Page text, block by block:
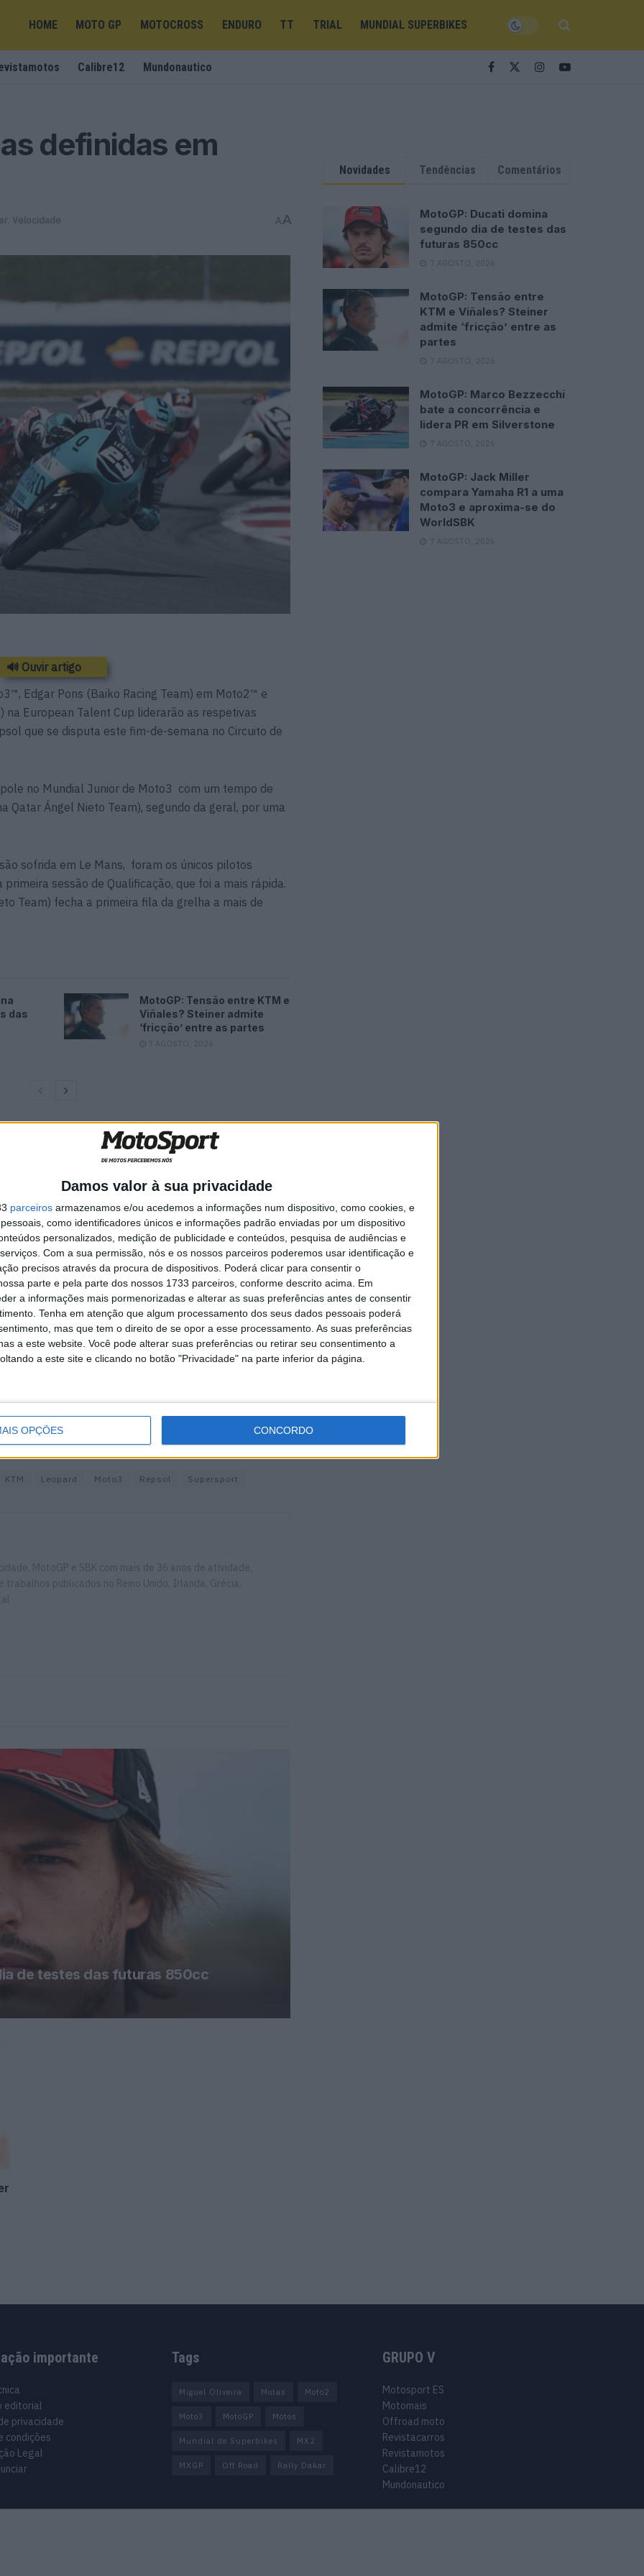
Damos valor à sua privacidade
parceiros armazenamos e/ou acedemos a informações num dispositivo, como cookies, e
como identificadores únicos e informações padrão enviadas por um dispositivo
personalizados, medição de publicidade e conteúdos, pesquisa de audiências e
Com a sua permissão, nós e os nossos parceiros poderemos usar identificação e
precisos através da procura de dispositivos. Poderá clicar para consentir o
parte e pela parte dos nossos 1733 parceiros, conforme descrito acima. Em
a informações mais pormenorizadas e alterar as suas preferências antes de consentir
Tenha em atenção que algum processamento dos seus dados pessoais poderá
mas que tem o direito de se opor a esse processamento. As suas preferências
a este website. Você pode alterar suas preferências ou retirar seu consentimento a
a este site e clicando no botão "Privacidade" na parte inferior da página.
OPÇÕES CONCORDO
HOME MOTO GP MOTOCROSS ENDURO TT TRIAL MUNDIAL SUPERBIKES
Calibre12 Mundonautico
definidas em
Velocidade AA
🔊 Ouvir artigo
Edgar Pons (Baiko Racing Team) em Moto2™ e
na European Talent Cup liderarão as respetivas
que se disputa este fim-de-semana no Circuito de
no Mundial Junior de Moto3 com um tempo de
Qatar Ángel Nieto Team), segundo da geral, por uma
sofrida em Le Mans, foram os únicos pilotos
sessão de Qualificação, que foi a mais rápida.
Team) fecha a primeira fila da grelha a mais de
das
MotoGP: Tensão entre KTM e
Viñales? Steiner admite
‘fricção’ entre as partes
7 AGOSTO, 2026
77) arrancará em 4º à frente de Jeremy Alcoba
Racing Team) numa corrida de onde estará
(Asia Talent Team) e vencedor das duas últimas
uma pole espetacular, marcando o seu melhor tempo
conquistar a sua terceira pole da temporada, de
1:44.768 superando por apenas 3 milésimas Yari
Tuuli (Team Stylobike) completa a primeira fila.
Zaccone (Promoracing) e Tommaso Marcon
fila. Peetu Paavilainen (Redding – Pinamotos
depois de conseguir a segunda pole consecutiva da
de 1:52.664. No Grupo B Daijiro Sako (Cuna de
a apenas 28 milésimas do seu companheiro de
KTM Leopard Moto3 Repsol Supersport
MotoGP e SBK com mais de 36 anos de atividade,
trabalhos publicados no Reino Unido, Irlanda, Grécia,
de testes das futuras 850cc
Novidades Tendências Comentários
MotoGP: Ducati domina
segundo dia de testes das
futuras 850cc
7 AGOSTO, 2026
MotoGP: Tensão entre
KTM e Viñales? Steiner
admite ‘fricção’ entre as
partes
7 AGOSTO, 2026
MotoGP: Marco Bezzecchi
bate a concorrência e
lidera PR em Silverstone
7 AGOSTO, 2026
MotoGP: Jack Miller
compara Yamaha R1 a uma
Moto3 e aproxima-se do
WorldSBK
7 AGOSTO, 2026
importante
editorial
privacidade
condições
Legal
Tags
Miguel Oliveira Motas Moto2
Moto3 MotoGP Motos
Mundial de Superbikes MX2
MXGP Off Road Rally Dakar
GRUPO V
Motosport ES
Motomais
Offroad moto
Revistacarros
Revistamotos
Calibre12
Mundonautico